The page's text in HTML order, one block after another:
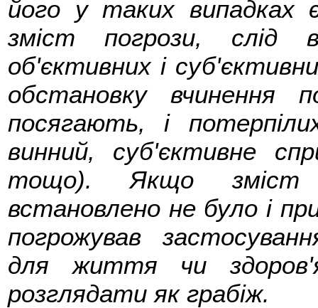
його у таких випадках
зміст погрози, слід
об'єктивних і
обстановку вчинення
посягають, і
винний, суб'єктивне
тощо). Якщо зміст
встановлено не було і
погрожував
для життя чи
розглядати як грабіж.